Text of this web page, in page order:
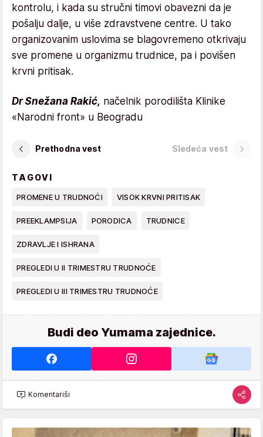
kontrolu, i kada su stručni timovi obavezni da je
pošalju dalje, u više zdravstvene centre. U tako
organizovanim uslovima se blagovremeno otkrivaju
sve promene u organizmu trudnice, pa i povišen
krvni pritisak.
Dr Snežana Rakić, načelnik porodilišta Klinike
«Narodni front» u Beogradu
Prethodna vest Sledeća vest
TAGOVI
PROMENE U TRUDNOĆI VISOK KRVNI PRITISAK
PREEKLAMPSIJA PORODICA TRUDNICE
ZDRAVLJE I ISHRANA
PREGLEDI U II TRIMESTRU TRUDNOĆE
PREGLEDI U III TRIMESTRU TRUDNOĆE
Budi deo Yumama zajednice.
Komentariši